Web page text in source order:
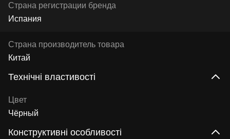
Страна регистрации бренда
Испания
Страна производитель товара
Китай
Технічні властивості
Цвет
Чёрный
Конструктивні особливості